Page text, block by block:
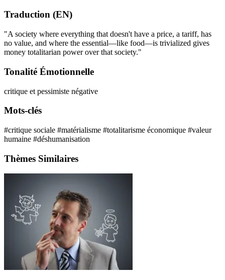
Traduction (EN)
"A society where everything that doesn't have a price, a tariff, has
no value, and where the essential—like food—is trivialized gives
money totalitarian power over that society."
Tonalité Émotionnelle
critique et pessimiste négative
Mots-clés
#critique sociale #matérialisme #totalitarisme économique #valeur
humaine #déshumanisation
Thèmes Similaires